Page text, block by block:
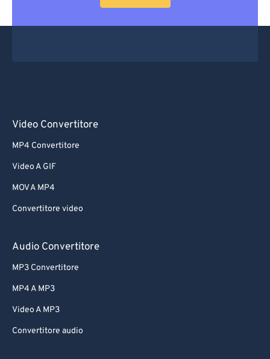
Video Convertitore
MP4 Convertitore
Video A GIF
MOV A MP4
Convertitore video
Audio Convertitore
MP3 Convertitore
MP4 A MP3
Video A MP3
Convertitore audio